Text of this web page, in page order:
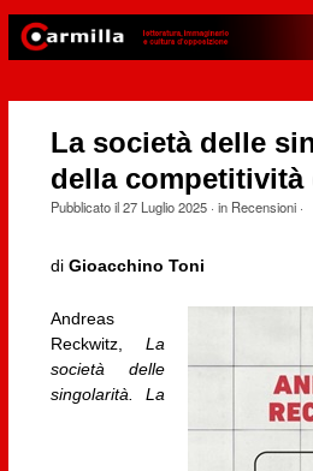
La società delle
della
Pubblicato il27 Luglio 2025· in Recensioni·
di Gioacchino Toni
Andreas
Reckwitz,
La
società delle
singolarità. La